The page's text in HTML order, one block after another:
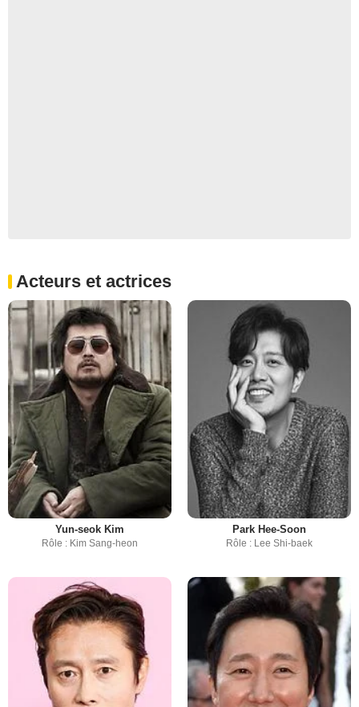
Acteurs et actrices
Yun-seok Kim
Rôle : Kim Sang-heon
Park Hee-Soon
Rôle : Lee Shi-baek